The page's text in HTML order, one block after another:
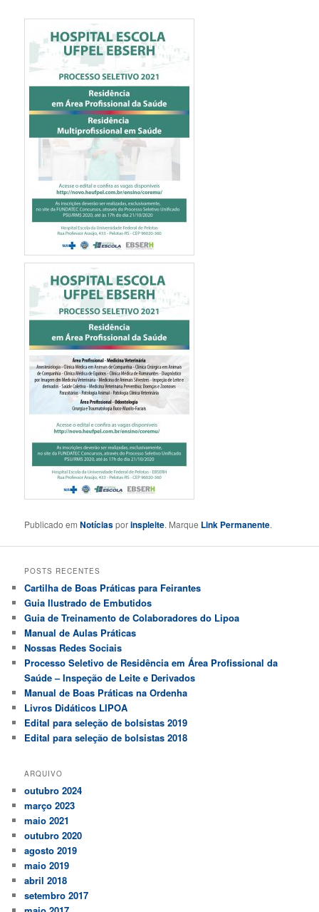
Publicado emNotíciasporinspleite. Marque Link Permanente.
POSTS RECENTES
Cartilha de Boas Práticas para Feirantes
Guia Ilustrado de Embutidos
Guia de Treinamento de Colaboradores do Lipoa
Manual de Aulas Práticas
Nossas Redes Sociais
Processo Seletivo de Residência em Área Profissional da
Saúde – Inspeção de Leite e Derivados
Manual de Boas Práticas na Ordenha
Livros Didáticos LIPOA
Edital para seleção de bolsistas 2019
Edital para seleção de bolsistas 2018
ARQUIVO
outubro 2024
março 2023
maio 2021
outubro 2020
agosto 2019
maio 2019
abril 2018
setembro 2017